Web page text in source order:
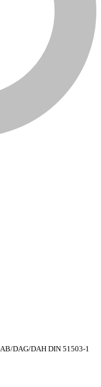
DAG/DAH DIN 51503-1